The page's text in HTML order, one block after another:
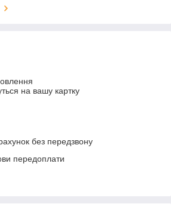
на вашу картку
без передзвону
передоплати